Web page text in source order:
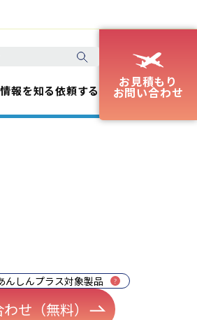
情報を知る依頼する
お見積もり
お問い合わせ
んしんプラス対象製品
せ（無料）